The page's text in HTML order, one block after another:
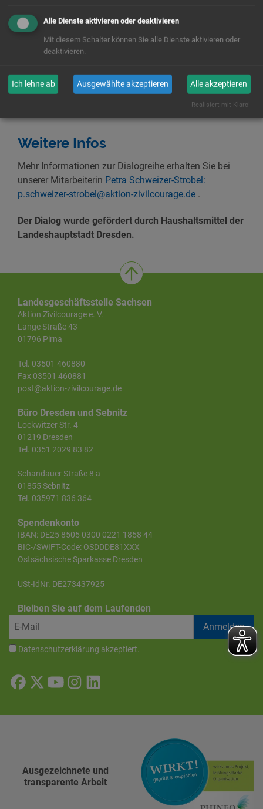
und Abfallwirtschaft, des Ordnungsamtes sowie des
Stadtplanungsamtes halfen, Fragen zu klären und
Strategien zu entwickeln - nicht zuletzt auch Strategien
im Umgang mit den Behörden bei der Umsetzung der
Nun müssen die Projekte nur noch laufen lernen. Wir
Weitere Infos
Mehr Informationen zur Dialogreihe erhalten Sie bei
unserer Mitarbeiterin Petra Schweizer-Strobel:
p.schweizer-strobel@aktion-zivilcourage.de .
Der Dialog wurde gefördert durch Haushaltsmittel der
Landeshauptstadt Dresden.
Landesgeschäftsstelle Sachsen
Aktion Zivilcourage e. V.
Lange Straße 43
01796 Pirna
Tel. 03501 460880
Fax 03501 460881
post@aktion-zivilcourage.de
Büro Dresden und Sebnitz
Lockwitzer Str. 4
01219 Dresden
Tel. 0351 2029 83 82
Schandauer Straße 8 a
01855 Sebnitz
Tel. 035971 836 364
Spendenkonto
IBAN: DE25 8505 0300 0221 1858 44
BIC-/SWIFT-Code: OSDDDE81XXX
Ostsächsische Sparkasse Dresden
USt-IdNr. DE273437925
Bleiben Sie auf dem Laufenden
Datenschutzerklärung akzeptiert.
Ausgezeichnete und
transparente Arbeit
Alle Dienste aktivieren oder deaktivieren
Mit diesem Schalter können Sie alle Dienste aktivieren oder
deaktivieren.
Ich lehne ab Ausgewählte akzeptieren Alle akzeptieren
Realisiert mit Klaro!